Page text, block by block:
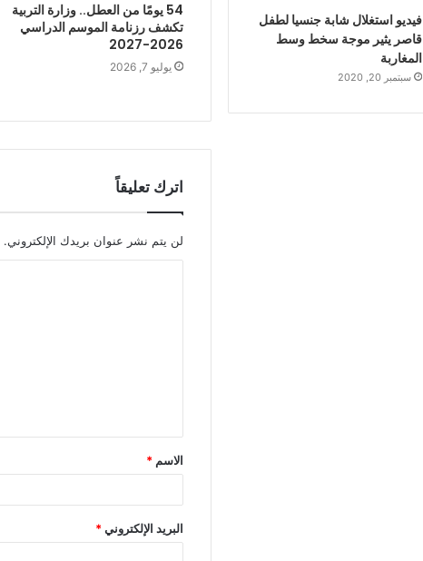
54 يومًا من العطل.. وزارة التربية
تكشف رزنامة الموسم الدراسي
2026-2027
يوليو 7, 2026
اترك تعليقاً
لن يتم نشر عنوان بريدك الإلكتروني.
ق
*
الاسم *
البريد الإلكتروني*
فيديو استغلال شابة جنسيا لطفل
قاصر يثير موجة سخط وسط
المغاربة
سبتمبر 20, 2020